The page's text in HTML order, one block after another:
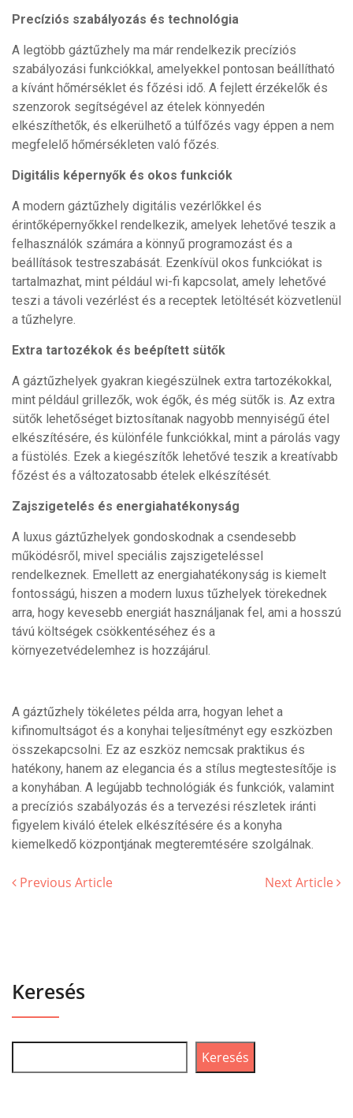
Precíziós szabályozás és technológia
A legtöbb gáztűzhely ma már rendelkezik precíziós
szabályozási funkciókkal, amelyekkel pontosan beállítható
a kívánt hőmérséklet és főzési idő. A fejlett érzékelők és
szenzorok segítségével az ételek könnyedén
elkészíthetők, és elkerülhető a túlfőzés vagy éppen a nem
megfelelő hőmérsékleten való főzés.
Digitális képernyők és okos funkciók
A modern gáztűzhely digitális vezérlőkkel és
érintőképernyőkkel rendelkezik, amelyek lehetővé teszik a
felhasználók számára a könnyű programozást és a
beállítások testreszabását. Ezenkívül okos funkciókat is
tartalmazhat, mint például wi-fi kapcsolat, amely lehetővé
teszi a távoli vezérlést és a receptek letöltését közvetlenül
a tűzhelyre.
Extra tartozékok és beépített sütők
A gáztűzhelyek gyakran kiegészülnek extra tartozékokkal,
mint például grillezők, wok égők, és még sütők is. Az extra
sütők lehetőséget biztosítanak nagyobb mennyiségű étel
elkészítésére, és különféle funkciókkal, mint a párolás vagy
a füstölés. Ezek a kiegészítők lehetővé teszik a kreatívabb
főzést és a változatosabb ételek elkészítését.
Zajszigetelés és energiahatékonyság
A luxus gáztűzhelyek gondoskodnak a csendesebb
működésről, mivel speciális zajszigeteléssel
rendelkeznek. Emellett az energiahatékonyság is kiemelt
fontosságú, hiszen a modern luxus tűzhelyek törekednek
arra, hogy kevesebb energiát használjanak fel, ami a hosszú
távú költségek csökkentéséhez és a
környezetvédelemhez is hozzájárul.
A gáztűzhely tökéletes példa arra, hogyan lehet a
kifinomultságot és a konyhai teljesítményt egy eszközben
összekapcsolni. Ez az eszköz nemcsak praktikus és
hatékony, hanem az elegancia és a stílus megtestesítője is
a konyhában. A legújabb technológiák és funkciók, valamint
a precíziós szabályozás és a tervezési részletek iránti
figyelem kiváló ételek elkészítésére és a konyha
kiemelkedő központjának megteremtésére szolgálnak.
Previous Article Next Article
Keresés
Keresés